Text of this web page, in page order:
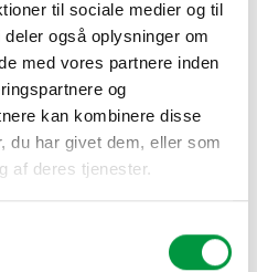
til sociale medier og til
også oplysninger om
med vores partnere inden
og
kan kombinere disse
du har givet dem, eller som
af deres tjenester.
bordskilt antal
KURV